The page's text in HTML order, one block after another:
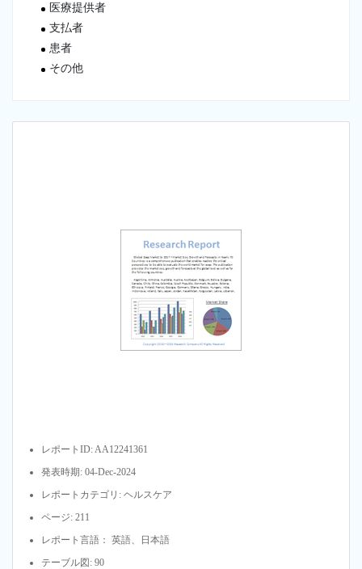
医療提供者
支払者
患者
その他
レポートID: AA12241361
発表時期: 04-Dec-2024
レポートカテゴリ: ヘルスケア
ページ: 211
レポート言語： 英語、日本語
テーブル図: 90